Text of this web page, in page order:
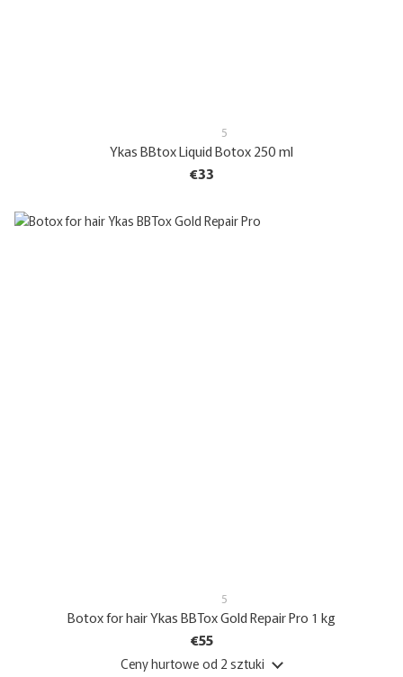
5
Ykas BBtox Liquid Botox 250 ml
€33
5
Botox for hair Ykas BBTox Gold Repair Pro 1 kg
€55
Ceny hurtoweod 2 sztuki